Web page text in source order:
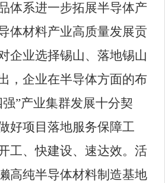
体系进一步拓展半导体产
体材料产业高质量发展贡
企业选择锡山、落地锡山
，企业在半导体方面的布
强”产业集群发展十分契
好项目落地服务保障工
工、快建设、速达效。活
高纯半导体材料制造基地